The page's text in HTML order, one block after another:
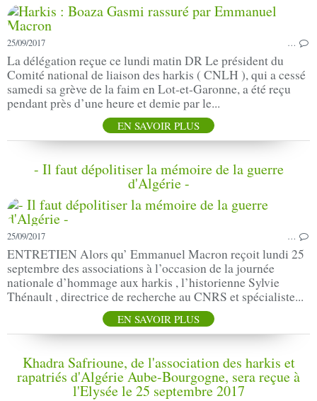
25/09/2017 …
La délégation reçue ce lundi matin DR Le président du
Comité national de liaison des harkis ( CNLH ), qui a cessé
samedi sa grève de la faim en Lot-et-Garonne, a été reçu
pendant près d’une heure et demie par le...
EN SAVOIR PLUS
- Il faut dépolitiser la mémoire de la guerre
d'Algérie -
25/09/2017 …
ENTRETIEN Alors qu’ Emmanuel Macron reçoit lundi 25
septembre des associations à l’occasion de la journée
nationale d’hommage aux harkis , l’historienne Sylvie
Thénault , directrice de recherche au CNRS et spécialiste...
EN SAVOIR PLUS
Khadra Safrioune, de l'association des harkis et
rapatriés d'Algérie Aube-Bourgogne, sera reçue à
l'Elysée le 25 septembre 2017